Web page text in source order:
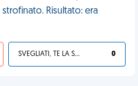
Risultato: era
SVEGLIATI, TE LA SEI CERCATA! 0